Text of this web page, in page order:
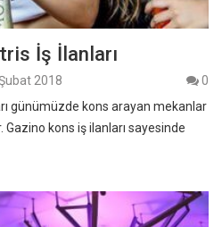
İş İlanları
2018
0
günümüzde kons arayan mekanlar
kons iş ilanları sayesinde